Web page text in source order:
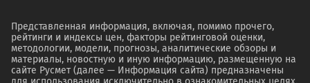
Представленная информация, включая, помимо прочего,
рейтинги и индексы цен, факторы рейтинговой оценки,
методологии, модели, прогнозы, аналитические обзоры и
материалы, новостную и иную информацию, размещенную на
сайте Русмет (далее — Информация сайта) предназначены